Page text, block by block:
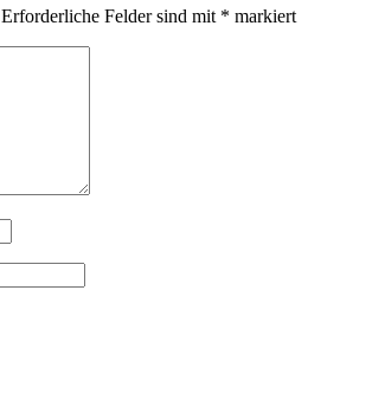
Erforderliche Felder sind mit * markiert